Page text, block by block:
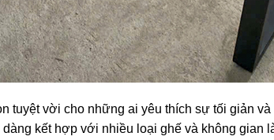
tuyệt vời cho những ai yêu thích sự tối giản
kết hợp với nhiều loại ghế và không gian